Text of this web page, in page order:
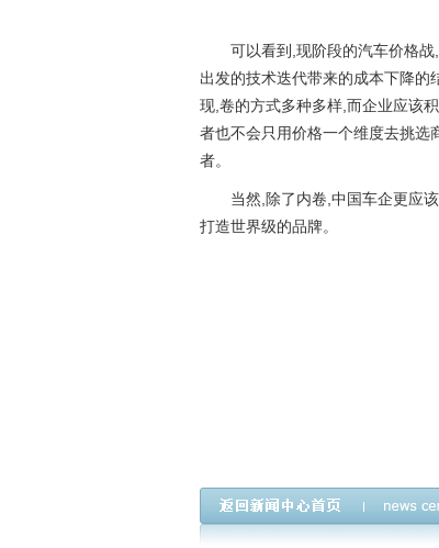
可以看到,现阶段的汽车价格
出发的技术迭代带来的成本下降
现,卷的方式多种多样,而企业应该
者也不会只用价格一个维度去挑选
者。
当然,除了内卷,中国车企更应
打造世界级的品牌。